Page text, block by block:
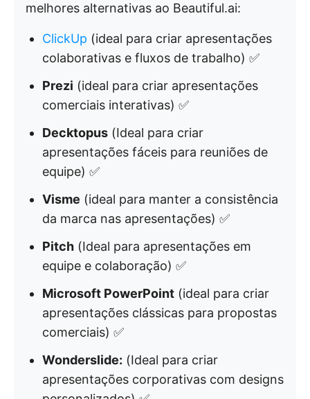
melhores alternativas ao Beautiful.ai:
ClickUp (ideal para criar apresentações
colaborativas e fluxos de trabalho) ✅
Prezi (ideal para criar apresentações
comerciais interativas) ✅
Decktopus (Ideal para criar
apresentações fáceis para reuniões de
equipe) ✅
Visme (ideal para manter a consistência
da marca nas apresentações) ✅
Pitch (Ideal para apresentações em
equipe e colaboração) ✅
Microsoft PowerPoint (ideal para criar
apresentações clássicas para propostas
comerciais) ✅
Wonderslide: (Ideal para criar
apresentações corporativas com designs